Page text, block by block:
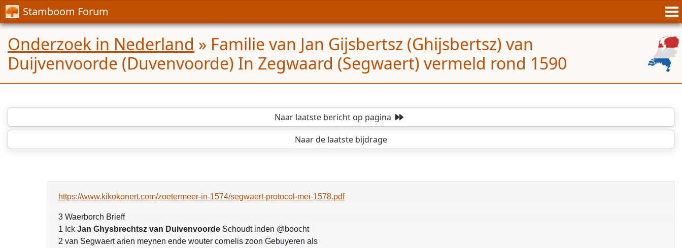
Stamboom Forum
Onderzoek in Nederland » Familie van Jan Gijsbertsz (Ghijsbertsz) van
Duijvenvoorde (Duvenvoorde) In Zegwaard (Segwaert) vermeld rond 1590
Naar laatste berichtop pagina
Naar de laatste bijdrage
https://www.kikokonert.com/zoetermeer-in-1574/segwaert-protocol-mei-1578.pdf
3 Waerborch Brieff
1 Ick Jan Ghysbrechtsz van Duivenvoorde Schoudt inden @boocht
2 van Segwaert arien meynen ende wouter cornelis zoon Gebuyeren als